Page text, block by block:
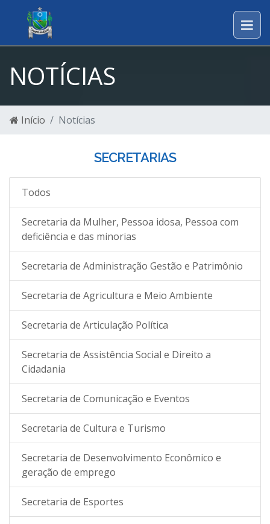
NOTÍCIAS
Início Notícias
SECRETARIAS
Todos
Secretaria da Mulher, Pessoa idosa, Pessoa com
deficiência e das minorias
Secretaria de Administração Gestão e Patrimônio
Secretaria de Agricultura e Meio Ambiente
Secretaria de Articulação Política
Secretaria de Assistência Social e Direito a
Cidadania
Secretaria de Comunicação e Eventos
Secretaria de Cultura e Turismo
Secretaria de Desenvolvimento Econômico e
geração de emprego
Secretaria de Esportes